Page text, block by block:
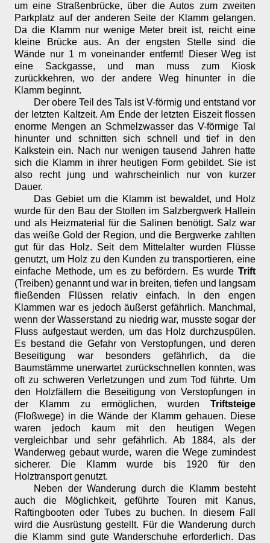
um eine Straßenbrücke, über die Autos zum zweiten
Parkplatz auf der anderen Seite der Klamm gelangen.
Da die Klamm nur wenige Meter breit ist, reicht eine
kleine Brücke aus. An der engsten Stelle sind die
Wände nur 1 m voneinander entfernt! Dieser Weg ist
eine Sackgasse, und man muss zum Kiosk
zurückkehren, wo der andere Weg hinunter in die
Klamm beginnt.
Der obere Teil des Tals ist V-förmig und entstand vor
der letzten Kaltzeit. Am Ende der letzten Eiszeit flossen
enorme Mengen an Schmelzwasser das V-förmige Tal
hinunter und schnitten sich schnell und tief in den
Kalkstein ein. Nach nur wenigen tausend Jahren hatte
sich die Klamm in ihrer heutigen Form gebildet. Sie ist
also recht jung und wahrscheinlich nur von kurzer
Dauer.
Das Gebiet um die Klamm ist bewaldet, und Holz
wurde für den Bau der Stollen im Salzbergwerk Hallein
und als Heizmaterial für die Salinen benötigt. Salz war
das weiße Gold der Region, und die Bergwerke zahlten
gut für das Holz. Seit dem Mittelalter wurden Flüsse
genutzt, um Holz zu den Kunden zu transportieren, eine
einfache Methode, um es zu befördern. Es wurde Trift
(Treiben) genannt und war in breiten, tiefen und langsam
fließenden Flüssen relativ einfach. In den engen
Klammen war es jedoch äußerst gefährlich. Manchmal,
wenn der Wasserstand zu niedrig war, musste sogar der
Fluss aufgestaut werden, um das Holz durchzuspülen.
Es bestand die Gefahr von Verstopfungen, und deren
Beseitigung war besonders gefährlich, da die
Baumstämme unerwartet zurückschnellen konnten, was
oft zu schweren Verletzungen und zum Tod führte. Um
den Holzfällern die Beseitigung von Verstopfungen in
der Klamm zu ermöglichen, wurden Triftsteige
(Floßwege) in die Wände der Klamm gehauen. Diese
waren jedoch kaum mit den heutigen Wegen
vergleichbar und sehr gefährlich. Ab 1884, als der
Wanderweg gebaut wurde, waren die Wege zumindest
sicherer. Die Klamm wurde bis 1920 für den
Holztransport genutzt.
Neben der Wanderung durch die Klamm besteht
auch die Möglichkeit, geführte Touren mit Kanus,
Raftingbooten oder Tubes zu buchen. In diesem Fall
wird die Ausrüstung gestellt. Für die Wanderung durch
die Klamm sind gute Wanderschuhe erforderlich. Das